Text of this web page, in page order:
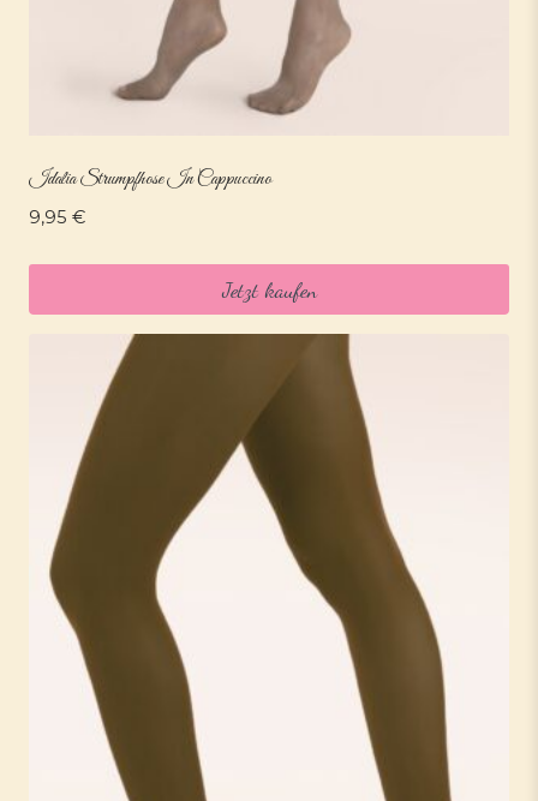
Idalia Strumpfhose In Cappuccino
9,95 €
Jetzt kaufen